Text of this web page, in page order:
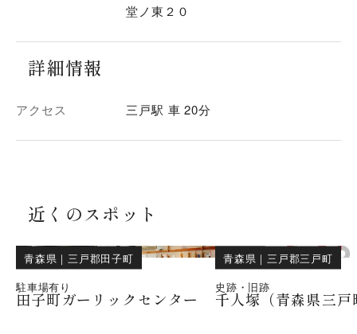
堂ノ東２０
詳細情報
アクセス 三戸駅 車 20分
近くのスポット
青森県 ｜三戸郡田子町
駐車場有り
田子町ガーリックセンター
青森県 ｜三戸郡三戸町
史跡・旧跡
千人塚（青森県三戸